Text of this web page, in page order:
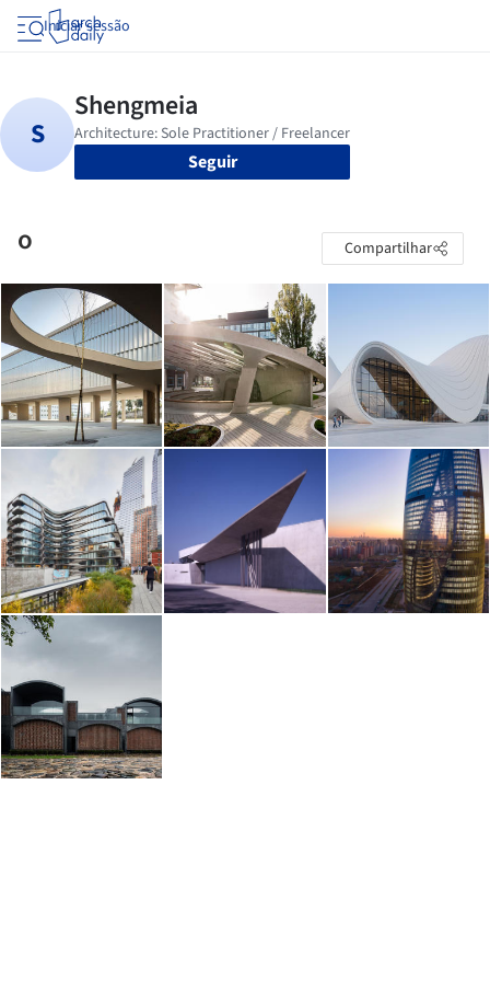
Iniciar sessão
Seguir
o Compartilhar